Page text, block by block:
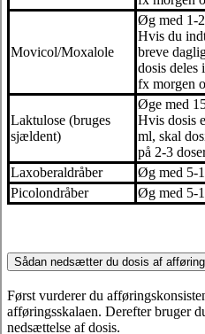
Movicol/Moxalole
Øg med 1-
Hvis du
breve
dosis deles
fx morgen
Laktulose (bruges
sjældent)
Øge med
Hvis dosis
ml, skal
på 2-3
Laxoberaldråber Øg med 5-
Picolondråber
Øg med 5-
Sådan nedsætter du dosis af
Først vurderer du
afføringsskalaen. Derefter bruger
nedsættelse af dosis.